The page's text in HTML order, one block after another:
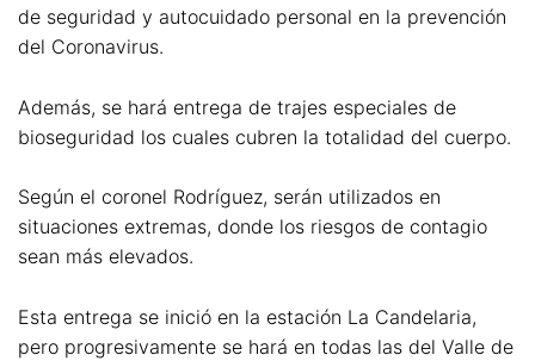
de seguridad y autocuidado personal en la prevención
del Coronavirus.
Además, se hará entrega de trajes especiales de
bioseguridad los cuales cubren la totalidad del cuerpo.
Según el coronel Rodríguez, serán utilizados en
situaciones extremas, donde los riesgos de contagio
sean más elevados.
Esta entrega se inició en la estación La Candelaria,
pero progresivamente se hará en todas las del Valle de